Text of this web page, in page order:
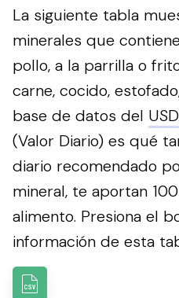
La siguiente tabla
minerales que
pollo, a la parrilla o
carne, cocido,
base de datos del
(Valor Diario) es qué
diario recomendado
mineral, te aportan
alimento. Presiona el
información de esta